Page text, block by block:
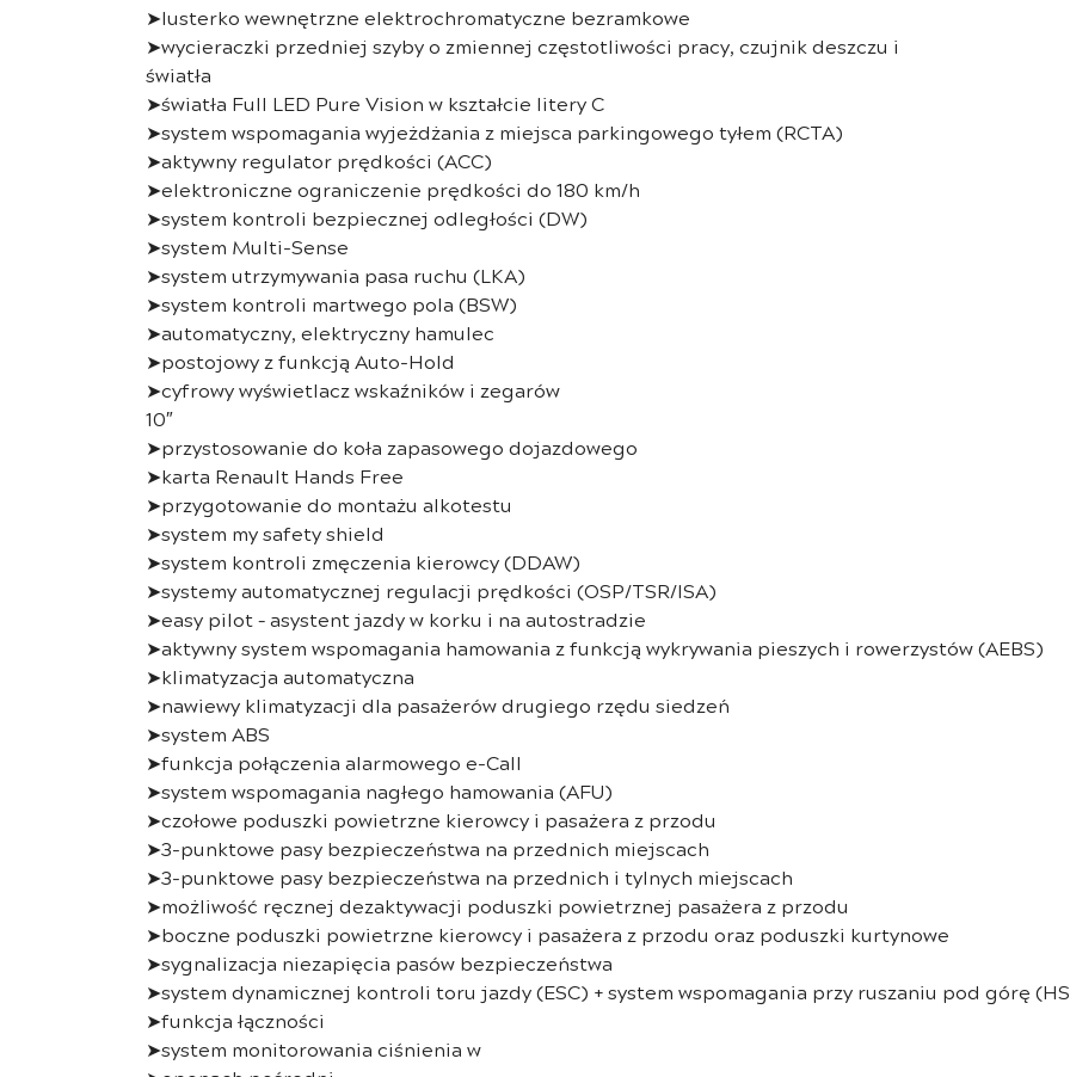
➤lusterko wewnętrzne elektrochromatyczne bezramkowe
➤wycieraczki przedniej szyby o zmiennej częstotliwości pracy, czujnik deszczu i
światła
➤światła Full LED Pure Vision w kształcie litery C
➤system wspomagania wyjeżdżania z miejsca parkingowego tyłem (RCTA)
➤aktywny regulator prędkości (ACC)
➤elektroniczne ograniczenie prędkości do 180 km/h
➤system kontroli bezpiecznej odległości (DW)
➤system Multi-Sense
➤system utrzymywania pasa ruchu (LKA)
➤system kontroli martwego pola (BSW)
➤automatyczny, elektryczny hamulec
➤postojowy z funkcją Auto-Hold
➤cyfrowy wyświetlacz wskaźników i zegarów
10″
➤przystosowanie do koła zapasowego dojazdowego
➤karta Renault Hands Free
➤przygotowanie do montażu alkotestu
➤system my safety shield
➤system kontroli zmęczenia kierowcy (DDAW)
➤systemy automatycznej regulacji prędkości (OSP/TSR/ISA)
➤easy pilot – asystent jazdy w korku i na autostradzie
➤aktywny system wspomagania hamowania z funkcją wykrywania pieszych i rowerzystów (AEBS)
➤klimatyzacja automatyczna
➤nawiewy klimatyzacji dla pasażerów drugiego rzędu siedzeń
➤system ABS
➤funkcja połączenia alarmowego e-Call
➤system wspomagania nagłego hamowania (AFU)
➤czołowe poduszki powietrzne kierowcy i pasażera z przodu
➤3-punktowe pasy bezpieczeństwa na przednich miejscach
➤3-punktowe pasy bezpieczeństwa na przednich i tylnych miejscach
➤możliwość ręcznej dezaktywacji poduszki powietrznej pasażera z przodu
➤boczne poduszki powietrzne kierowcy i pasażera z przodu oraz poduszki kurtynowe
➤sygnalizacja niezapięcia pasów bezpieczeństwa
➤system dynamicznej kontroli toru jazdy (ESC) + system wspomagania przy ruszaniu pod górę
➤funkcja łączności
➤system monitorowania ciśnienia w